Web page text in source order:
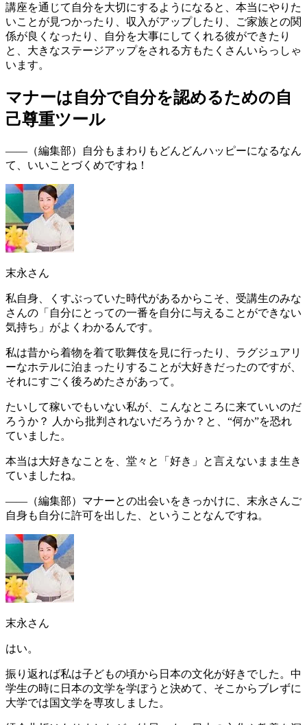
講座を通じて自分を大切にするようになると、本当にやりた
いことが見つかったり、収入がアップしたり、ご家族との関
係が良くなったり、自分を大事にしてくれる彼ができたり
と、 大きなステージアップをされる方もたくさんいらっしゃ
います。
マナーは自分で自分を認めるための自
己尊重ツール
――（編集部）
自分もまわりもどんどんハッピーになるなん
て、いいことづくめですね！
末永さん
私自身、くすぶっていた時代があるからこそ、受講生のみな
さんの「 自分にとっての一番を自分に与えることができない
気持ち 」がよくわかるんです。
私は昔から着物を着て歌舞伎を見に行ったり、ラグジュアリ
ーなホテルに泊まったりすることが大好きだったのですが、
それにすごく後ろめたさがあって。
たいして稼いでもいない私が、こんなところに来ていいのだ
ろうか？ 人から批判されないだろうか？ と、“何か”を恐れ
ていました。
本当は大好きなことを、堂々と「好き」と言えないまま生き
ていましたね。
――（編集部） マナーとの出会いをきっかけに、末永さんご
自身も自分に許可を出した、ということなんですね。
末永さん
はい。
振り返れば私は子どもの頃から日本の文化が好きでした。中
学生の時に日本の文学を学ぼうと決めて、そこからブレずに
大学では国文学を専攻しました。